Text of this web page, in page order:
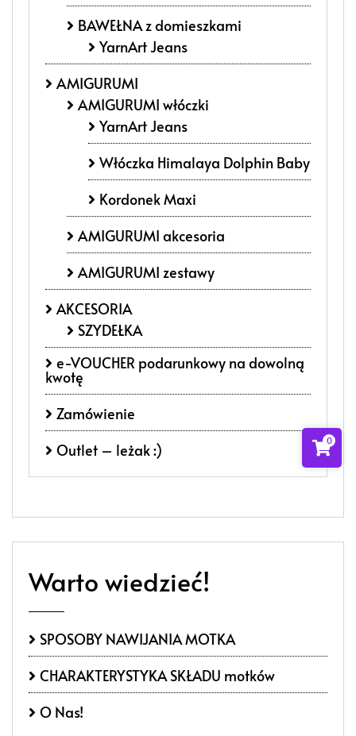
BAWEŁNA z domieszkami
YarnArt Jeans
AMIGURUMI
AMIGURUMI włóczki
YarnArt Jeans
Włóczka Himalaya Dolphin Baby
Kordonek Maxi
AMIGURUMI akcesoria
AMIGURUMI zestawy
AKCESORIA
SZYDEŁKA
e-VOUCHER podarunkowy na dowolną
kwotę
Zamówienie
Outlet – leżak :)
Warto wiedzieć!
SPOSOBY NAWIJANIA MOTKA
CHARAKTERYSTYKA SKŁADU motków
O Nas!
0